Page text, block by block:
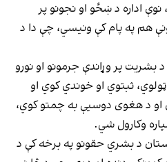
اداره د ښځو او نجونو پر
هم په پام کې ونیسي، چې دا د
بشریت پر وړاندې جرمونو او نورو
ثبتوي او خوندي کوي او
د هغوی دوسیې به چمتو کوي،
وکارول شي.
د بشري حقونو په برخه کې د